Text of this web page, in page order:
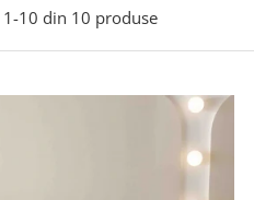
1-10 din 10 produse